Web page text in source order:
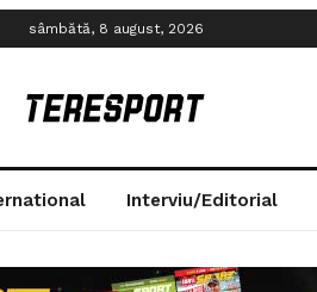
sâmbătă, 8 august, 2026
Interviu/Editorial